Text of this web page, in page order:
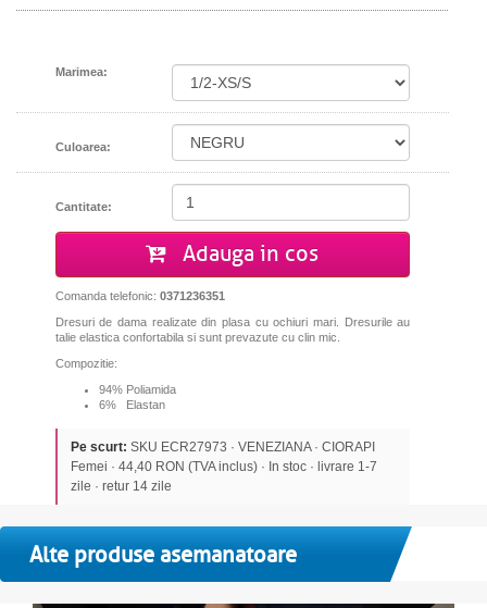
Marimea:
Culoarea:
Cantitate:
Adauga in cos
Comanda telefonic: 0371236351
Dresuri de dama realizate din plasa cu ochiuri mari.
Dresurile au
talie elastica confortabila si sunt prevazute cu clin mic.
Compozitie:
94% Poliamida
6% Elastan
Pe scurt: SKU ECR27973 · VENEZIANA · CIORAPI
Femei · 44,40 RON (TVA inclus) · In stoc · livrare 1-7
zile · retur 14 zile
Alte produse asemanatoare